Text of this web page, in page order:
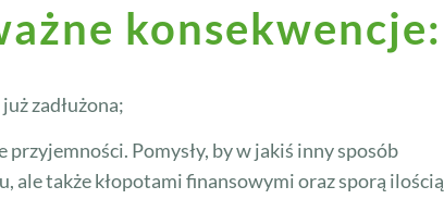
konsekwencje:
zadłużona;
przyjemności. Pomysły, by w jakiś inny sposób
ale także kłopotami finansowymi oraz sporą ilością